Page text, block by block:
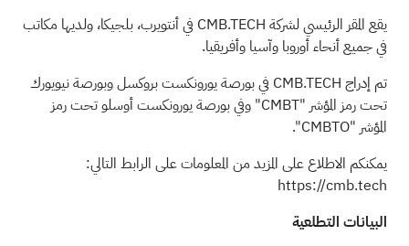
يقع المقر الرئيسي لشركة CMB.TECH في أنتويرب، بلجيكا، ولديها مكاتب
في جميع أنحاء أوروبا وآسيا وأفريقيا.
تم إدراج CMB.TECH في بورصة يورونكست بروكسل وبورصة نيويورك
تحت رمز المؤشر "CMBT" وفي بورصة يورونكست أوسلو تحت رمز
المؤشر "CMBTO".
يمكنكم الاطلاع على المزيد من المعلومات على الرابط التالي:
https://cmb.tech
البيانات التطلعية